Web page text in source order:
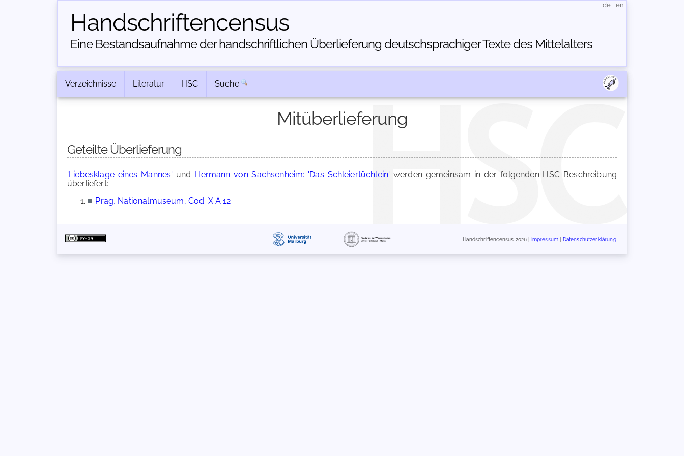
Handschriften­census
Eine Bestandsaufnahme der handschriftlichen Über­lieferung deutschsprachiger Texte des Mittelalters
de en
Verzeichnisse Literatur HSC Suche
Mitüberlieferung
Geteilte Überlieferung
'Liebesklage eines Mannes' und Hermann von Sachsenheim: 'Das Schleiertüchlein' werden gemeinsam in der folgenden HSC-Beschreibung
überliefert:
■ Prag, Nationalmuseum, Cod. X A 12
Handschriftencensus 2026 | Impressum Datenschutzerklärung